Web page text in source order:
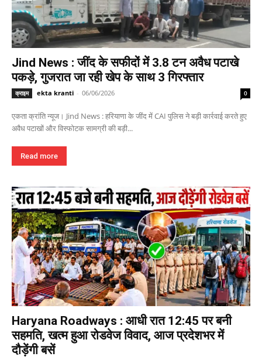
Jind News : जींद के सफीदों में 3.8 टन अवैध पटाखे
पकड़े, गुजरात जा रही खेप के साथ 3 गिरफ्तार
क्राइम ekta kranti - 06/06/2026 0
एकता क्रांति न्यूज। Jind News : हरियाणा के जींद में CAI पुलिस ने बड़ी कार्रवाई करते हुए
अवैध पटाखों और विस्फोटक सामग्री की बड़ी...
Read more
Haryana Roadways : आधी रात 12:45 पर बनी
सहमति, खत्म हुआ रोडवेज विवाद, आज प्रदेशभर में
दौड़ेंगी बसें